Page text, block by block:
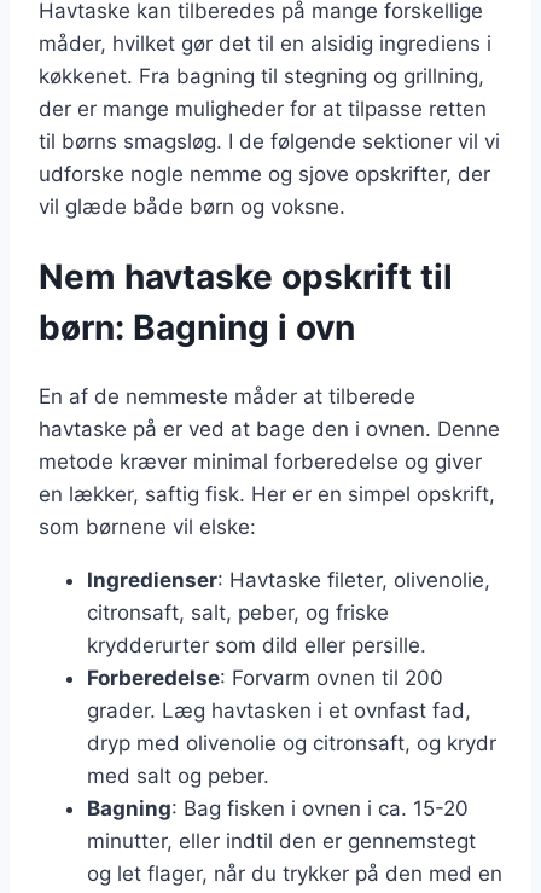
Havtaske kan tilberedes på mange forskellige
måder, hvilket gør det til en alsidig ingrediens i
køkkenet. Fra bagning til stegning og grillning,
der er mange muligheder for at tilpasse retten
til børns smagsløg. I de følgende sektioner vil vi
udforske nogle nemme og sjove opskrifter, der
vil glæde både børn og voksne.
Nem havtaske opskrift til
børn: Bagning i ovn
En af de nemmeste måder at tilberede
havtaske på er ved at bage den i ovnen. Denne
metode kræver minimal forberedelse og giver
en lækker, saftig fisk. Her er en simpel opskrift,
som børnene vil elske:
Ingredienser: Havtaske fileter, olivenolie,
citronsaft, salt, peber, og friske
krydderurter som dild eller persille.
Forberedelse: Forvarm ovnen til 200
grader. Læg havtasken i et ovnfast fad,
dryp med olivenolie og citronsaft, og krydr
med salt og peber.
Bagning: Bag fisken i ovnen i ca. 15-20
minutter, eller indtil den er gennemstegt
og let flager, når du trykker på den med en